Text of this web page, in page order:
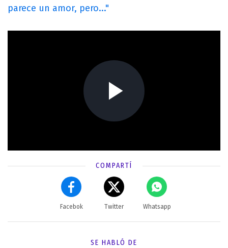
parece un amor, pero..."
COMPARTÍ
Facebok Twitter Whatsapp
SE HABLÓ DE